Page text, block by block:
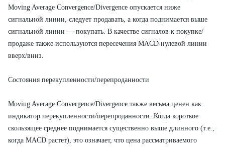
Moving Average Convergence/Divergence опускается ниже
сигнальной линии, следует продавать, а когда поднимается выше
сигнальной линии — покупать. В качестве сигналов к покупке/
продаже также используются пересечения MACD нулевой линии
вверх/вниз.
Состояния перекупленности/перепроданности
Moving Average Convergence/Divergence также весьма ценен как
индикатор перекупленности/перепроданности. Когда короткое
скользящее среднее поднимается существенно выше длинного (т.е.,
когда MACD растет), это означает, что цена рассматриваемого